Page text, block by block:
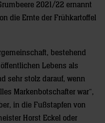
2021/22 ernannt
die Ernte der Frühkartoffel
bestehend
Lebens als
sehr stolz darauf, wenn
Markenbotschafter war“,
in die Fußstapfen von
Horst Eckel oder